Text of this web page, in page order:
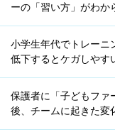
ーの「習い方」がわか
小学生年代でトレー
低下するとケガしやす
保護者に「子どもファ
後、チームに起きた変